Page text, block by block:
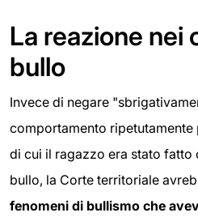
La reazione nei
bullo
Invece di negare
comportamento
di cui il ragazzo era stato fatto
bullo, la Corte territoriale
fenomeni di bullismo che